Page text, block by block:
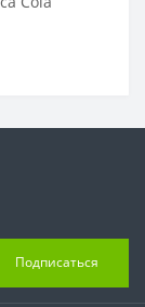
Подписаться